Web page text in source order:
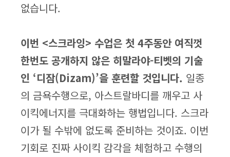
없습니다.
이번 <스크라잉> 수업은 첫 4주동안 여직껏
한번도 공개하지 않은 히말라야-티벳의 기술
인 ‘디잠(Dizam)’을 훈련할 것입니다. 일종
의 금욕수행으로, 아스트랄바디를 깨우고 사
이킥에너지를 극대화하는 행법입니다. 스크라
이가 될 수밖에 없도록 준비하는 것이죠. 이번
기회로 진짜 사이킥 감각을 체험하고 수행의